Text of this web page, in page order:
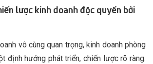
lược kinh doanh độc quyền bởi
vô cùng quan trọng, kinh doanh phòng
định hướng phát triển, chiến lược rõ ràng.